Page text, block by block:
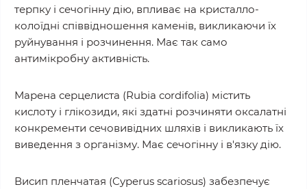
терпку і сечогінну дію, впливає на кристалло-
колоїдні співвідношення каменів, викликаючи їх
руйнування і розчинення. Має так само
антимікробну активність.
Марена серцелиста (Rubia cordifolia) містить
кислоту і глікозиди, які здатні розчиняти оксалатні
конкременти сечовивідних шляхів і викликають їх
виведення з організму. Має сечогінну і в'язку дію.
Висип пленчатая (Cyperus scariosus) забезпечує